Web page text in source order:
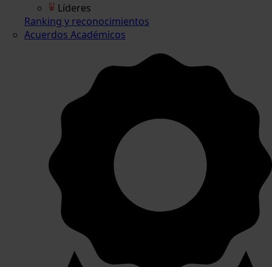
Líderes
Ranking y reconocimientos
Acuerdos Académicos